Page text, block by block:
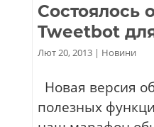
Состоялось
Tweetbot
Лют 20, 2013| Новини
Новая версия
полезных